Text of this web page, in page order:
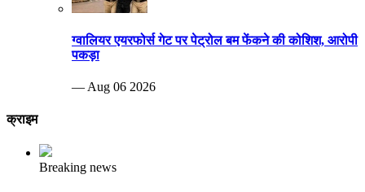
ग्वालियर एयरफोर्स गेट पर पेट्रोल बम फेंकने की कोशिश, आरोपी
पकड़ा
— Aug 06 2026
क्राइम
Breaking news